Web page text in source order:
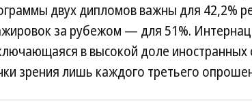
двух дипломов важны для 42,2%
за рубежом — для 51%.
в высокой доле иностранных
зрения лишь каждого третьего